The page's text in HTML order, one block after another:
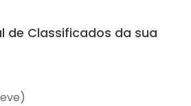
de Classificados da sua